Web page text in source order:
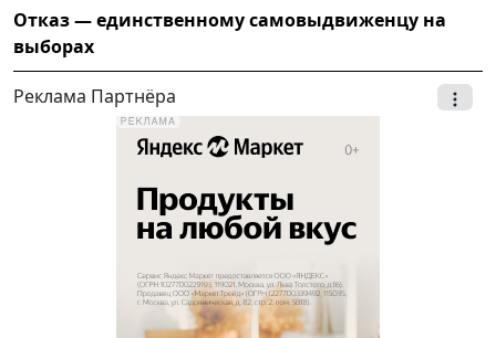
Отказ — единственному самовыдвиженцу на
выборах
Реклама Партнёра